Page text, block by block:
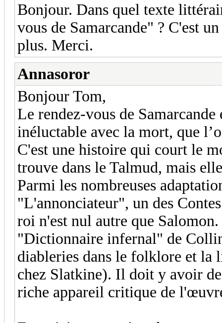
Bonjour. Dans quel texte
vous de Samarcande" ? C'est
plus. Merci.
Annasoror
Bonjour Tom,
Le rendez-vous de
inéluctable avec la mort, que
C'est une histoire qui court le
trouve dans le Talmud, mais
Parmi les nombreuses
"L'annonciateur", un des
roi n'est nul autre que
"Dictionnaire infernal" de
diableries dans le folklore et
chez Slatkine). Il doit y avoir
riche appareil critique de